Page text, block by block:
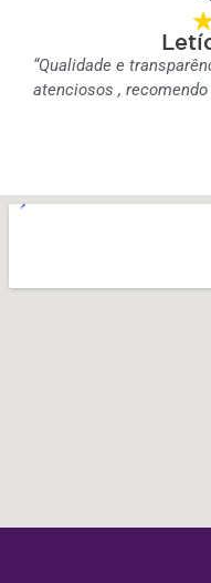
“Qualidade e
atenciosos , recomendo